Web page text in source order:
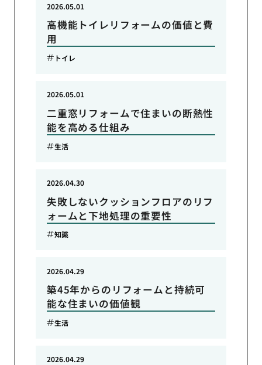
高機能トイレリフォームの価値と費
用
2026.05.01
トイレ
二重窓リフォームで住まいの断熱性
能を高める仕組み
2026.05.01
生活
失敗しないクッションフロアのリフ
ォームと下地処理の重要性
2026.04.30
知識
築45年からのリフォームと持続可
能な住まいの価値観
2026.04.29
生活
2026.04.29